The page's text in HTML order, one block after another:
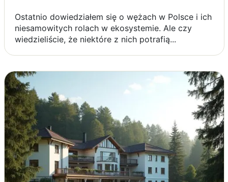
Ostatnio dowiedziałem się o wężach w Polsce i ich
niesamowitych rolach w ekosystemie. Ale czy
wiedzieliście, że niektóre z nich potrafią...